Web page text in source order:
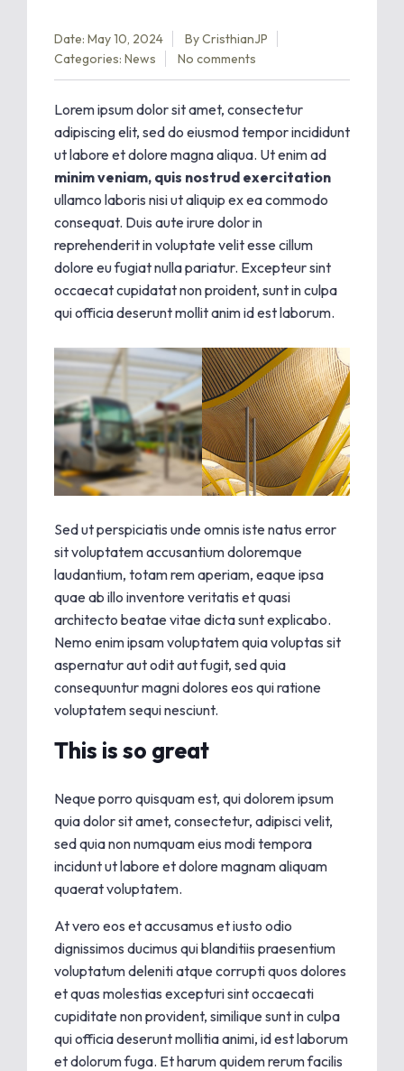
Date: May 10, 2024 ByCristhianJP
Categories: News No comments
Lorem ipsum dolor sit amet, consectetur
adipiscing elit, sed do eiusmod tempor incididunt
ut labore et dolore magna aliqua. Ut enim ad
minim veniam, quis nostrud exercitation
ullamco laboris nisi ut aliquip ex ea commodo
consequat. Duis aute irure dolor in
reprehenderit in voluptate velit esse cillum
dolore eu fugiat nulla pariatur. Excepteur sint
occaecat cupidatat non proident, sunt in culpa
qui officia deserunt mollit anim id est laborum.
Sed ut perspiciatis unde omnis iste natus error
sit voluptatem accusantium doloremque
laudantium, totam rem aperiam, eaque ipsa
quae ab illo inventore veritatis et quasi
architecto beatae vitae dicta sunt explicabo.
Nemo enim ipsam voluptatem quia voluptas sit
aspernatur aut odit aut fugit, sed quia
consequuntur magni dolores eos qui ratione
voluptatem sequi nesciunt.
This is so great
Neque porro quisquam est, qui dolorem ipsum
quia dolor sit amet, consectetur, adipisci velit,
sed quia non numquam eius modi tempora
incidunt ut labore et dolore magnam aliquam
quaerat voluptatem.
At vero eos et accusamus et iusto odio
dignissimos ducimus qui blanditiis praesentium
voluptatum deleniti atque corrupti quos dolores
et quas molestias excepturi sint occaecati
cupiditate non provident, similique sunt in culpa
qui officia deserunt mollitia animi, id est laborum
et dolorum fuga. Et harum quidem rerum facilis